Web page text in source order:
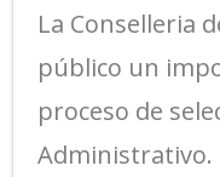
La Conselleria
público un
proceso de
Administrativo.